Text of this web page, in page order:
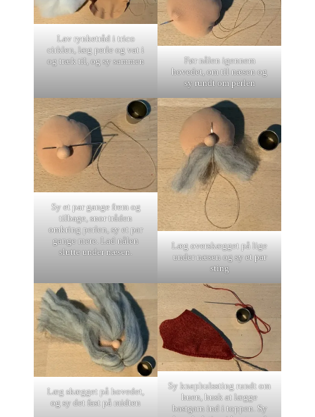
Lav rynketråd i trico
cirklen, læg perle og vat i
og træk til, og sy sammen
Før nålen igennem
hovedet, om til næsen og
sy rundt om perlen
Sy et par gange frem og
tilbage, snor tråden
omkring perlen, sy et par
gange mere. Lad nålen
slutte under næsen.
Læg overskægget på lige
under næsen og sy et par
sting
Læg skægget på hovedet,
og sy det fast på midten
Sy knaphulssting rundt om
huen, husk at lægge
bastgarn ind i toppen. Sy